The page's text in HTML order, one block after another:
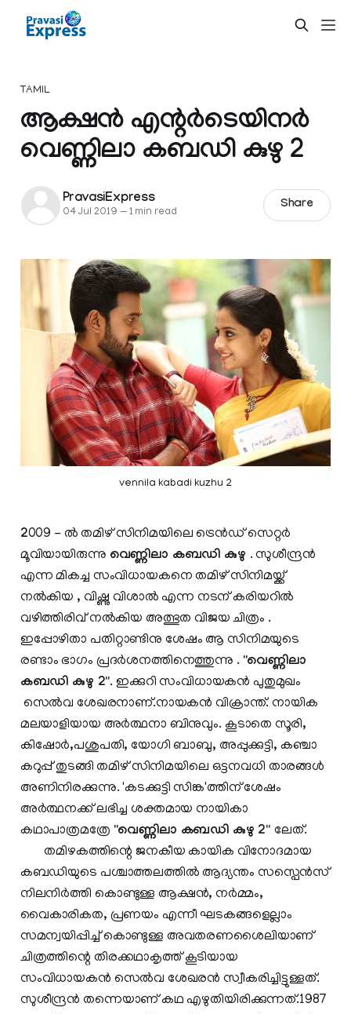
TAMIL
ആക്ഷൻ എന്റർടെയിനർ
വെണ്ണിലാ കബഡി കുഴു 2
PravasiExpress
04 Jul 2019 —1 min read
Share
vennila kabadi kuzhu 2
2009 - ൽ തമിഴ് സിനിമയിലെ ട്രെൻഡ് സെറ്റർ
മൂവിയായിരുന്നു വെണ്ണിലാ കബഡി കുഴു . സുശീന്ദ്രൻ
എന്ന മികച്ച സംവിധായകനെ തമിഴ് സിനിമയ്ക്ക്
നൽകിയ , വിഷ്ണു വിശാൽ എന്ന നടന് കരിയറിൽ
വഴിത്തിരിവ് നൽകിയ അത്ഭുത വിജയ ചിത്രം .
ഇപ്പോഴിതാ പതിറ്റാണ്ടിനു ശേഷം ആ സിനിമയുടെ
രണ്ടാം ഭാഗം പ്രദർശനത്തിനെത്തുന്നു . "വെണ്ണിലാ
കബഡി കുഴു 2". ഇക്കുറി സംവിധായകൻ പുതുമുഖം
സെൽവ ശേഖരനാണ്.നായകൻ വിക്രാന്ത്. നായിക
മലയാളിയായ അർത്ഥനാ ബിനുവും. കൂടാതെ സൂരി,
കിഷോർ,പശുപതി, യോഗി ബാബു, അപ്പുക്കുട്ടി, കഞ്ചാ
കറുപ്പ് തുടങ്ങി തമിഴ് സിനിമയിലെ ഒട്ടനവധി താരങ്ങൾ
അണിനിരക്കുന്നു. 'കടക്കുട്ടി സിങ്ക'ത്തിന് ശേഷം
അർത്ഥനക്ക് ലഭിച്ച ശക്തമായ നായികാ
കഥാപാത്രമത്രേ "വെണ്ണിലാ കബഡി കുഴു 2" ലേത്.
തമിഴകത്തിന്റെ ജനകീയ കായിക വിനോദമായ
കബഡിയുടെ പശ്ചാത്തലത്തിൽ ആദ്യന്തം സസ്പെൻസ്
നിലനിർത്തി കൊണ്ടുള്ള ആക്ഷൻ, നർമ്മം,
വൈകാരികത, പ്രണയം എന്നീ ഘടകങ്ങളെല്ലാം
സമന്വയിപ്പിച്ച് കൊണ്ടുള്ള അവതരണശൈലിയാണ്
ചിത്രത്തിന്റെ തിരക്കഥാകൃത്ത് കൂടിയായ
സംവിധായകൻ സെൽവ ശേഖരൻ സ്വീകരിച്ചിട്ടുള്ളത്.
സുശീന്ദ്രൻ തന്നെയാണ് കഥ എഴുതിയിരിക്കുന്നത്.1987